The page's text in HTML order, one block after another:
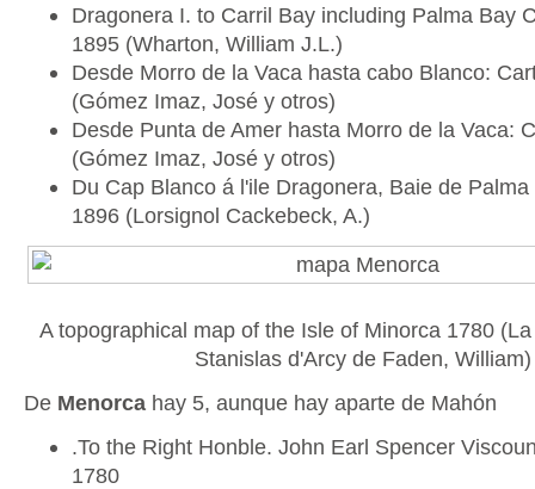
Dragonera I. to Carril Bay including Palma Bay
1895 (Wharton, William J.L.)
Desde Morro de la Vaca hasta cabo Blanco:
(Gómez Imaz, José y otros)
Desde Punta de Amer hasta Morro de la Vaca:
(Gómez Imaz, José y otros)
Du Cap Blanco á l'ile Dragonera, Baie de
1896 (Lorsignol Cackebeck, A.)
A topographical map of the Isle of Minorca 1780
Stanislas d'Arcy de Faden, William)
De Menorcahay 5, aunque hay aparte de Mahón
.To the Right Honble. John Earl Spencer
1780